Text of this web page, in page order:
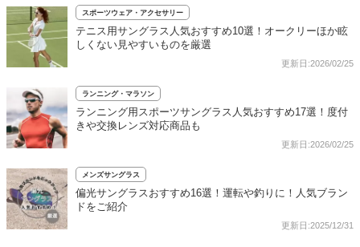
スポーツウェア・アクセサリー
テニス用サングラス人気おすすめ10選！オークリーほか眩
しくない見やすいものを厳選
更新日:2026/02/25
ランニング・マラソン
ランニング用スポーツサングラス人気おすすめ17選！度付
きや交換レンズ対応商品も
更新日:2026/02/25
メンズサングラス
偏光サングラスおすすめ16選！運転や釣りに！人気ブラン
ドをご紹介
更新日:2025/12/31